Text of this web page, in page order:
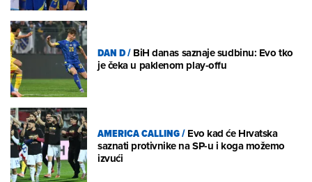
DAN D/BiH danas saznaje sudbinu: Evo tko
je čeka u paklenom play-offu
AMERICA CALLING/Evo kad će Hrvatska
saznati protivnike na SP-u i koga možemo
izvući